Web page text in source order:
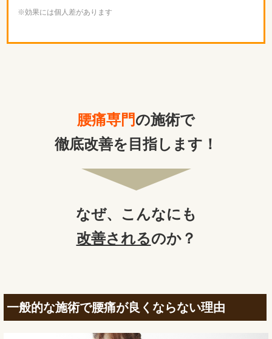
※効果には個人差があります
腰痛専門の施術で
徹底改善を目指します！
なぜ、 こんなにも
改善されるのか？
一般的な施術で腰痛が良くならない理由